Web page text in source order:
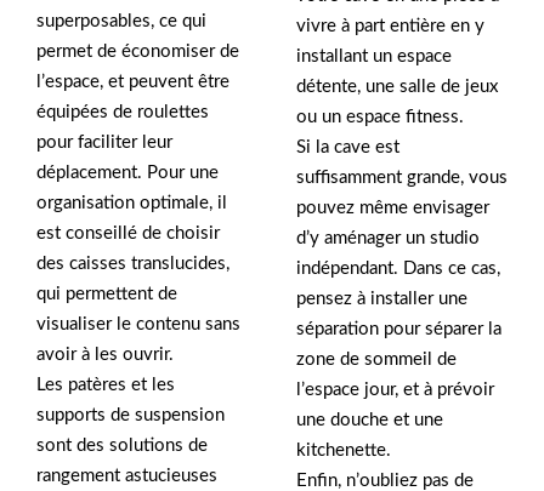
superposables, ce qui
permet de économiser de
l’espace, et peuvent être
équipées de roulettes
pour faciliter leur
déplacement. Pour une
organisation optimale, il
est conseillé de choisir
des caisses translucides,
qui permettent de
visualiser le contenu sans
avoir à les ouvrir.
Les patères et les
supports de suspension
sont des solutions de
rangement astucieuses
vivre à part entière en y
installant un espace
détente, une salle de jeux
ou un espace fitness.
Si la cave est
suffisamment grande, vous
pouvez même envisager
d’y aménager un studio
indépendant. Dans ce cas,
pensez à installer une
séparation pour séparer la
zone de sommeil de
l’espace jour, et à prévoir
une douche et une
kitchenette.
Enfin, n’oubliez pas de